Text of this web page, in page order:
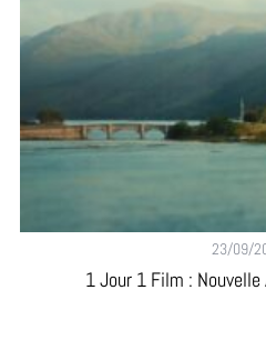
23/09/
1 Jour 1 Film : Nouvelle